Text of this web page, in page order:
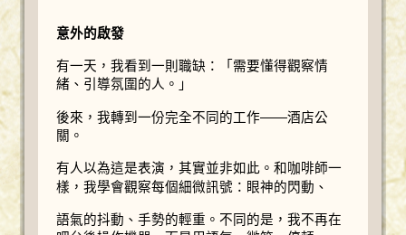
意外的啟發
有一天，我看到一則職缺：「需要懂得觀察情
緒、引導氛圍的人。」
後來，我轉到一份完全不同的工作——酒店公
關。
有人以為這是表演，其實並非如此。和咖啡師一
樣，我學會觀察每個細微訊號：眼神的閃動、
語氣的抖動、手勢的輕重。不同的是，我不再在